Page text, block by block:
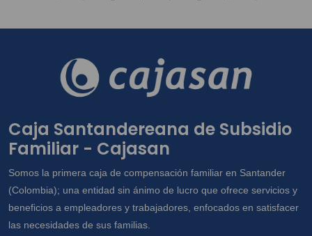
Caja Santandereana de Subsidio
Familiar - Cajasan
Somos la primera caja de compensación familiar en Santander
(Colombia); una entidad sin ánimo de lucro que ofrece servicios y
beneficios a empleadores y trabajadores, enfocados en satisfacer
las necesidades de sus familias.